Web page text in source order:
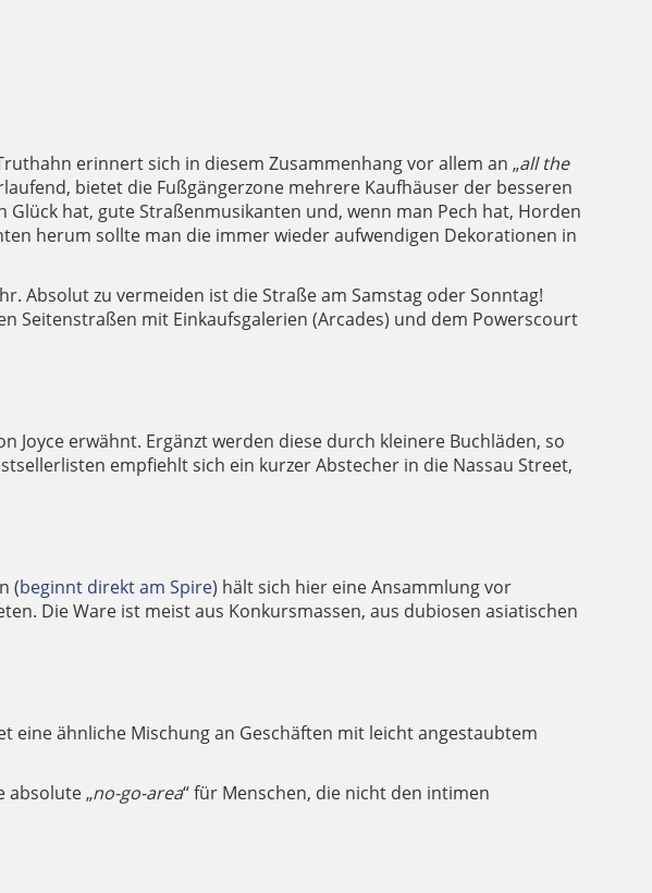
erinnert sich in diesem Zusammenhang vor allem an „all the
bietet die Fußgängerzone mehrere Kaufhäuser der besseren
hat, gute Straßenmusikanten und, wenn man Pech hat, Horden
herum sollte man die immer wieder aufwendigen Dekorationen in
Absolut zu vermeiden ist die Straße am Samstag oder Sonntag!
Seitenstraßen mit Einkaufsgalerien (Arcades) und dem Powerscourt
Joyce erwähnt. Ergänzt werden diese durch kleinere Buchläden, so
empfiehlt sich ein kurzer Abstecher in die Nassau Street,
(beginnt direkt am Spire) hält sich hier eine Ansammlung vor
Die Ware ist meist aus Konkursmassen, aus dubiosen asiatischen
eine ähnliche Mischung an Geschäften mit leicht angestaubtem
absolute „no-go-area“ für Menschen, die nicht den intimen